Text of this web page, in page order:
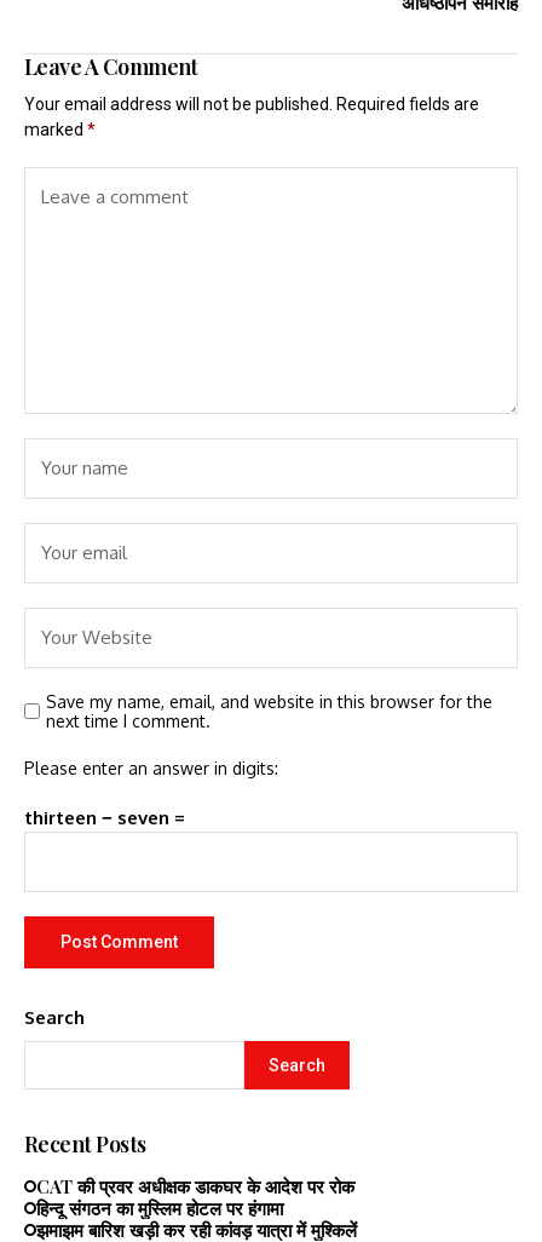
Leave A Comment
Your email address will not be published.
Required fields are
marked *
Save my name, email, and website in this browser for the
next time I comment.
Please enter an answer in digits:
thirteen − seven =
Search
Search
Recent Posts
CAT की प्रवर अधीक्षक डाकघर के आदेश पर रोक
हिन्दू संगठन का मुस्लिम होटल पर हंगामा
झमाझम बारिश खड़ी कर रही कांवड़ यात्रा में मुश्किलें